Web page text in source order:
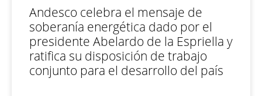
Andesco celebra el mensaje de
soberanía energética dado por el
presidente Abelardo de la Espriella y
ratifica su disposición de trabajo
conjunto para el desarrollo del país